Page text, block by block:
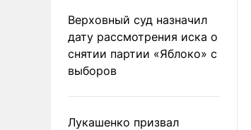
Верховный суд назначил
дату рассмотрения иска о
снятии партии «Яблоко» с
выборов
Лукашенко призвал